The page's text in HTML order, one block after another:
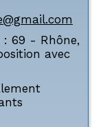
: 69 - Rhône,
avec